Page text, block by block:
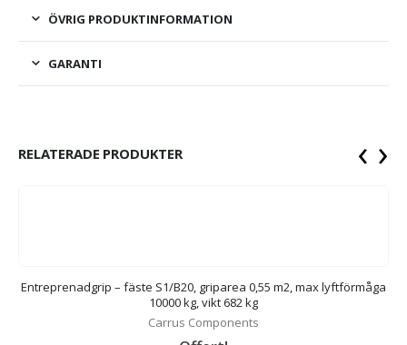
ÖVRIG PRODUKTINFORMATION
GARANTI
RELATERADE PRODUKTER
Entreprenadgrip – fäste S1/B20, griparea 0,55 m2, max lyftförmåga
10000 kg, vikt 682 kg
Carrus Components
‹ ›